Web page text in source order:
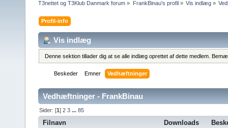
T3nettet og T3Klub Danmark forum » FrankBinau's profil» Vis indlæg»
Profil-info
Vis indlæg
Denne sektion tillader dig at se alle indlæg oprettet af dette medlem.
Beskeder Emner Vedhæftninger
Vedhæftninger - FrankBinau
Sider: [1]2 3 ...85
Filnavn Downloads